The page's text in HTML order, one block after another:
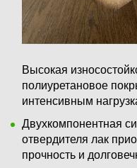
Высокая
полиуретановое
интенсивным
Двухкомпонентная
отвердителя лак
прочность и